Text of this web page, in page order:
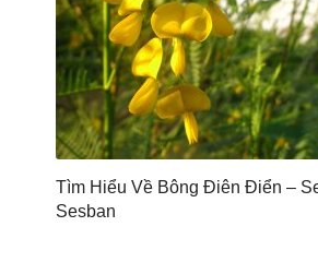
Tìm Hiểu Về Bông Điên Điển –
Sesban